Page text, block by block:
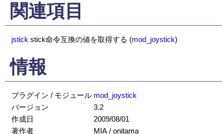
関連項目
jstick stick命令互換の値を取得する (mod_joystick)
情報
プラグイン / モジュール mod_joystick
バージョン
3.2
作成日
2009/08/01
著作者
MIA / onitama